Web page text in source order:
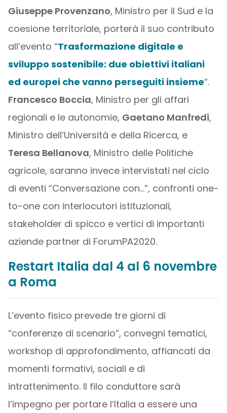
Giuseppe Provenzano, Ministro per il Sud e la
coesione territoriale, porterà il suo contributo
all’evento “Trasformazione digitale e
sviluppo sostenibile: due obiettivi italiani
ed europei che vanno perseguiti insieme“.
Francesco Boccia, Ministro per gli affari
regionali e le autonomie, Gaetano Manfredi,
Ministro dell’Università e della Ricerca, e
Teresa Bellanova, Ministro delle Politiche
agricole, saranno invece intervistati nel ciclo
di eventi “Conversazione con…”, confronti one-
to-one con interlocutori istituzionali,
stakeholder di spicco e vertici di importanti
aziende partner di ForumPA2020.
Restart Italia dal 4 al 6 novembre
a Roma
L’evento fisico prevede tre giorni di
“conferenze di scenario”, convegni tematici,
workshop di approfondimento, affiancati da
momenti formativi, sociali e di
intrattenimento. Il filo conduttore sarà
l’impegno per portare l’Italia a essere una